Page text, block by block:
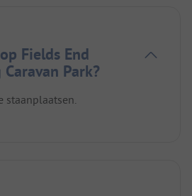
Fields End
Park?
staanplaatsen.